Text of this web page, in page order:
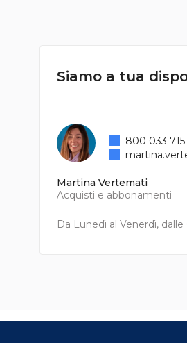
Siamo a tua
Martina Vertemati
Acquisti e abbonamenti
Da Lunedì al Venerdì, dalle
800 033 715